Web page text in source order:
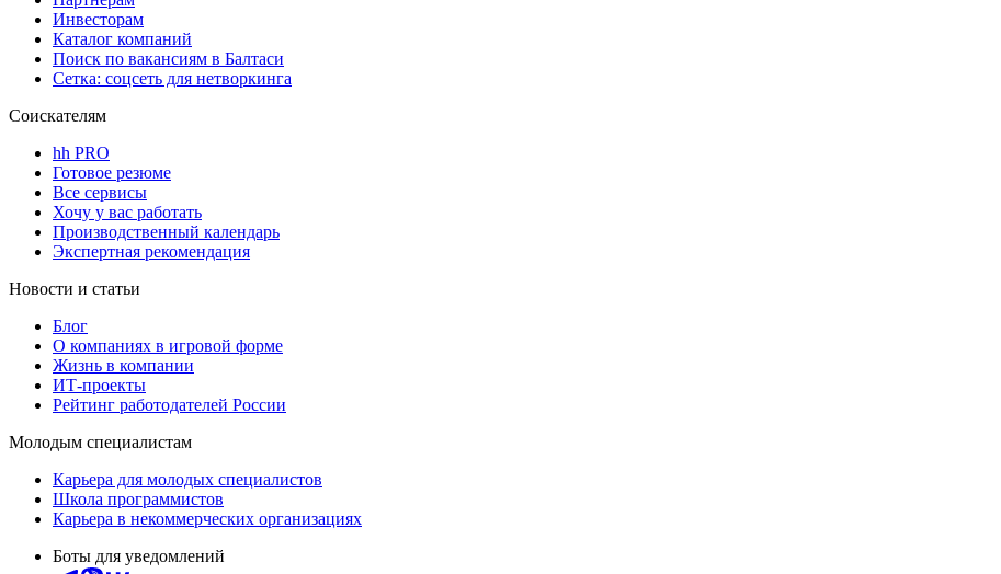
Инвесторам
Каталог компаний
Поиск по вакансиям в Балтаси
Сетка: соцсеть для нетворкинга
Соискателям
hh PRO
Готовое резюме
Все сервисы
Хочу у вас работать
Производственный календарь
Экспертная рекомендация
Новости и статьи
Блог
О компаниях в игровой форме
Жизнь в компании
ИТ-проекты
Рейтинг работодателей России
Молодым специалистам
Карьера для молодых специалистов
Школа программистов
Карьера в некоммерческих организациях
Боты для уведомлений